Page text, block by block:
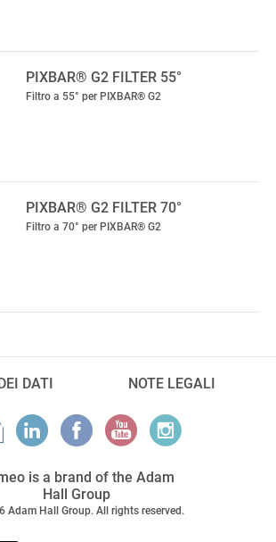
PIXBAR® G2 FILTER 55°
Filtro a 55° per PIXBAR® G2
PIXBAR® G2 FILTER 70°
Filtro a 70° per PIXBAR® G2
DATI NOTE LEGALI
is a brand of the Adam
Hall Group
Adam Hall Group. All rights reserved.